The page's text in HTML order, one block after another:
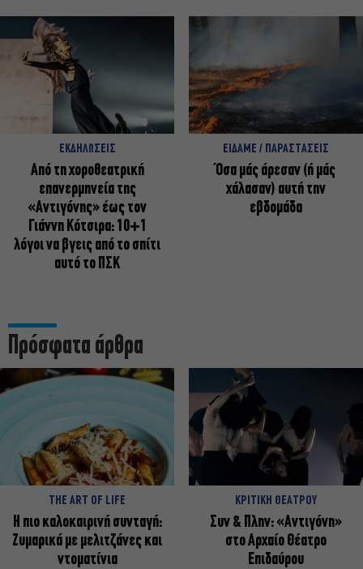
ΕΚΔΗΛΩΣΕΙΣ
Από τη χοροθεατρική
επανερμηνεία της
«Αντιγόνης» έως τον
Γιάννη Κότσιρα: 10+1
λόγοι να βγεις από το σπίτι
αυτό το ΠΣΚ
ΕΙΔΑΜΕ / ΠΑΡΑΣΤΑΣΕΙΣ
Όσα μάς άρεσαν (ή μάς
χάλασαν) αυτή την
εβδομάδα
Πρόσφατα άρθρα
THE ART OF LIFE
Η πιο καλοκαιρινή συνταγή:
Ζυμαρικά με μελιτζάνες και
ντοματίνια
ΚΡΙΤΙΚΗ ΘΕΑΤΡΟΥ
Συν & Πλην: «Αντιγόνη»
στο Αρχαίο Θέατρο
Επιδαύρου